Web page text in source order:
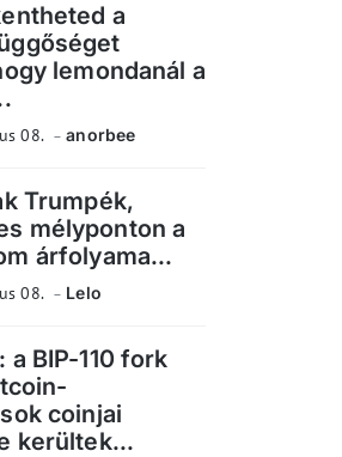
a
lemondanál a
08. anorbee
Trumpék,
mélyponton a
árfolyama...
08. Lelo
a BIP-110 fork
coinjai
kerültek...